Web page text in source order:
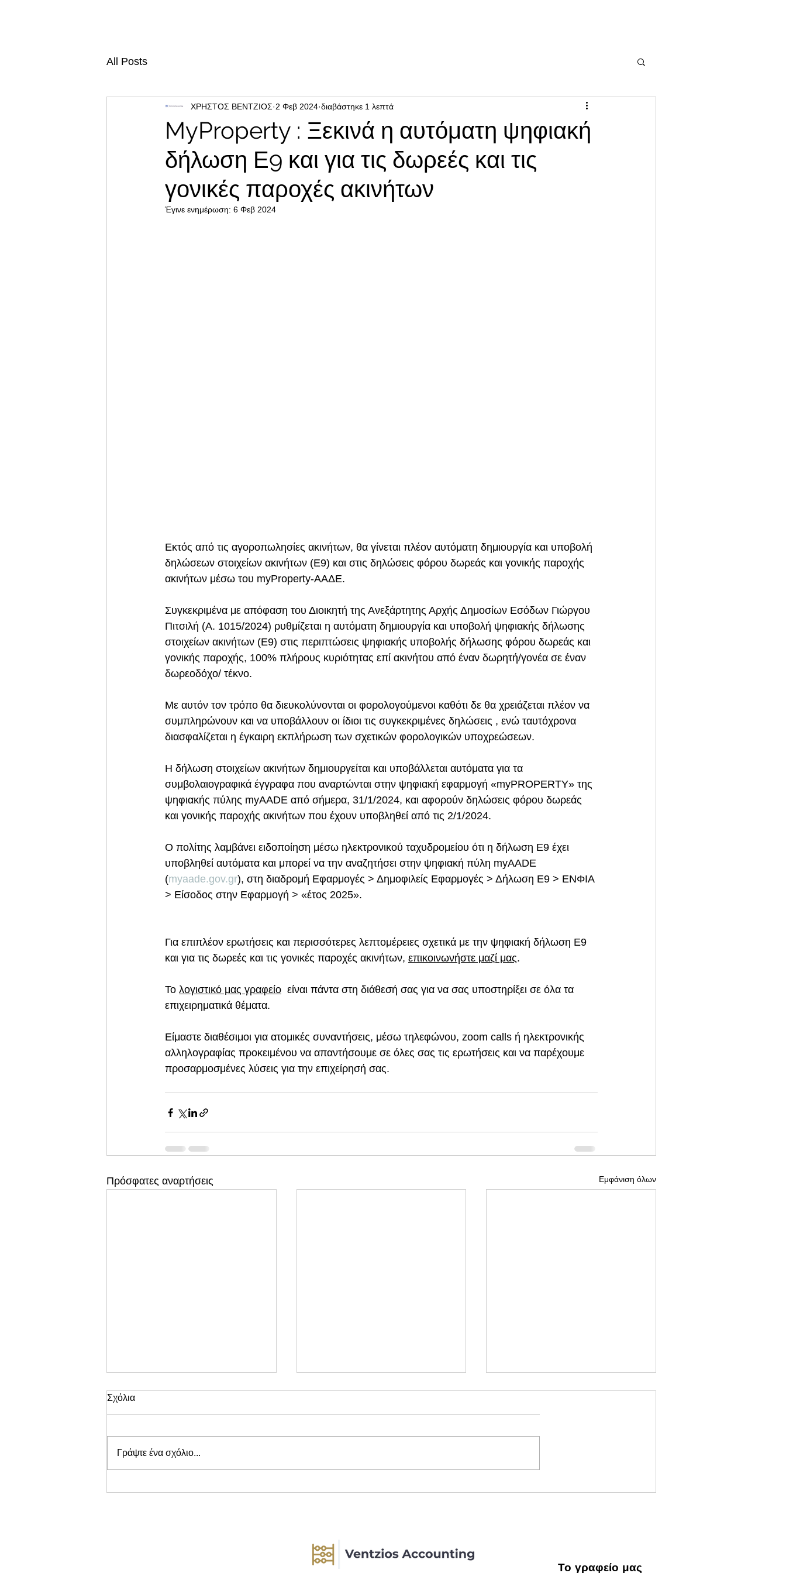
All Posts
MyProperty : Ξεκινά η αυτόματη ψηφιακή
δήλωση Ε9 και για τις δωρεές και τις
γονικές παροχές ακινήτων
ΧΡΗΣΤΟΣ ΒΕΝΤΖΙΟΣ 2 Φεβ 2024 διαβάστηκε 1 λεπτά
Έγινε ενημέρωση: 6 Φεβ 2024
Εκτός από τις αγοροπωλησίες ακινήτων, θα γίνεται πλέον αυτόματη δημιουργία και υποβολή
δηλώσεων στοιχείων ακινήτων (Ε9) και στις δηλώσεις φόρου δωρεάς και γονικής παροχής
ακινήτων μέσω του myProperty-ΑΑΔΕ.
Συγκεκριμένα με απόφαση του Διοικητή της Ανεξάρτητης Αρχής Δημοσίων Εσόδων Γιώργου
Πιτσιλή (Α. 1015/2024) ρυθμίζεται η αυτόματη δημιουργία και υποβολή ψηφιακής δήλωσης
στοιχείων ακινήτων (Ε9) στις περιπτώσεις ψηφιακής υποβολής δήλωσης φόρου δωρεάς και
γονικής παροχής, 100% πλήρους κυριότητας επί ακινήτου από έναν δωρητή/γονέα σε έναν
δωρεοδόχο/ τέκνο.
Με αυτόν τον τρόπο θα διευκολύνονται οι φορολογούμενοι καθότι δε θα χρειάζεται πλέον να
συμπληρώνουν και να υποβάλλουν οι ίδιοι τις συγκεκριμένες δηλώσεις , ενώ ταυτόχρονα
διασφαλίζεται η έγκαιρη εκπλήρωση των σχετικών φορολογικών υποχρεώσεων.
Η δήλωση στοιχείων ακινήτων δημιουργείται και υποβάλλεται αυτόματα για τα
συμβολαιογραφικά έγγραφα που αναρτώνται στην ψηφιακή εφαρμογή «myPROPERTY» της
ψηφιακής πύλης myAADE από σήμερα, 31/1/2024, και αφορούν δηλώσεις φόρου δωρεάς
και γονικής παροχής ακινήτων που έχουν υποβληθεί από τις 2/1/2024.
Ο πολίτης λαμβάνει ειδοποίηση μέσω ηλεκτρονικού ταχυδρομείου ότι η δήλωση Ε9 έχει
υποβληθεί αυτόματα και μπορεί να την αναζητήσει στην ψηφιακή πύλη myAADE
(myaade.gov.gr), στη διαδρομή Εφαρμογές > Δημοφιλείς Εφαρμογές > Δήλωση Ε9 > ΕΝΦΙΑ
> Είσοδος στην Εφαρμογή > «έτος 2025».
Για επιπλέον ερωτήσεις και περισσότερες λεπτομέρειες σχετικά με την ψηφιακή δήλωση Ε9
και για τις δωρεές και τις γονικές παροχές ακινήτων, επικοινωνήστε μαζί μας.
Το λογιστικό μας γραφείο
  είναι πάντα στη διάθεσή σας για να σας υποστηρίξει σε όλα τα
επιχειρηματικά θέματα.
Είμαστε διαθέσιμοι για ατομικές συναντήσεις, μέσω τηλεφώνου, zoom calls ή ηλεκτρονικής
αλληλογραφίας προκειμένου να απαντήσουμε σε όλες σας τις ερωτήσεις και να παρέχουμε
προσαρμοσμένες λύσεις για την επιχείρησή σας.
Πρόσφατες αναρτήσεις Εμφάνιση όλων
Σχόλια
Γράψτε ένα σχόλιο...
Το γραφείο μας